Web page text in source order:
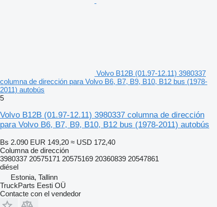
Volvo B12B (01.97-12.11) 3980337
columna de dirección para Volvo B6, B7, B9, B10, B12 bus (1978-
2011) autobús
5
Volvo B12B (01.97-12.11) 3980337 columna de dirección
para Volvo B6, B7, B9, B10, B12 bus (1978-2011) autobús
Bs 2.090 EUR 149,20 ≈ USD 172,40
Columna de dirección
3980337 20575171 20575169 20360839 20547861
diésel
Estonia, Tallinn
TruckParts Eesti OÜ
Contacte con el vendedor